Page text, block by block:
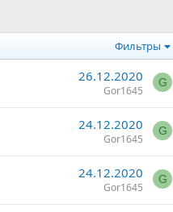
Фильтры
26.12.2020
Gor1645
G
24.12.2020
Gor1645
G
24.12.2020
Gor1645
G